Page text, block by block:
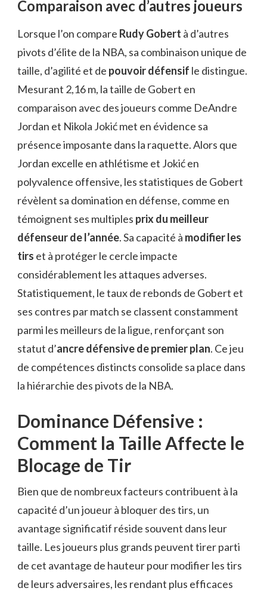
Comparaison avec d’autres joueurs
Lorsque l’on compare Rudy Gobert à d’autres
pivots d’élite de la NBA, sa combinaison unique de
taille, d’agilité et de pouvoir défensif le distingue.
Mesurant 2,16 m, la taille de Gobert en
comparaison avec des joueurs comme DeAndre
Jordan et Nikola Jokić met en évidence sa
présence imposante dans la raquette. Alors que
Jordan excelle en athlétisme et Jokić en
polyvalence offensive, les statistiques de Gobert
révèlent sa domination en défense, comme en
témoignent ses multiples prix du meilleur
défenseur de l’année. Sa capacité à modifier les
tirs et à protéger le cercle impacte
considérablement les attaques adverses.
Statistiquement, le taux de rebonds de Gobert et
ses contres par match se classent constamment
parmi les meilleurs de la ligue, renforçant son
statut d’ancre défensive de premier plan. Ce jeu
de compétences distincts consolide sa place dans
la hiérarchie des pivots de la NBA.
Dominance Défensive :
Comment la Taille Affecte le
Blocage de Tir
Bien que de nombreux facteurs contribuent à la
capacité d’un joueur à bloquer des tirs, un
avantage significatif réside souvent dans leur
taille. Les joueurs plus grands peuvent tirer parti
de cet avantage de hauteur pour modifier les tirs
de leurs adversaires, les rendant plus efficaces